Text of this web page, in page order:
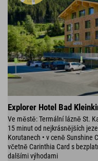
Explorer Hotel Bad
Ve městě: Termální lázně St.
15 minut od nejkrásnějších
Korutanech • v ceně Sunshine
včetně Carinthia Card s
dalšími výhodami